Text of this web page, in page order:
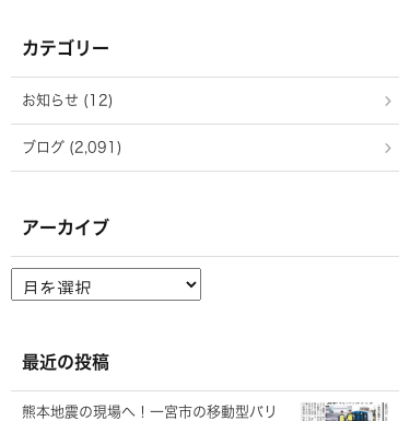
カテゴリー
お知らせ (12)
ブログ (2,091)
アーカイブ
ー
ブ
最近の投稿
熊本地震の現場へ！一宮市の移動型バリ